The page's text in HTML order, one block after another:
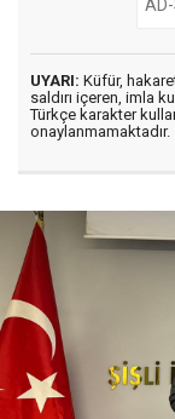
UYARI: Küfür,
saldırı içeren, imla
Türkçe karakter
onaylanmamaktadır.